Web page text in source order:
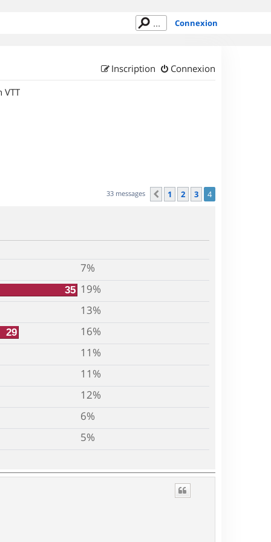
Connexion
Connexion
Inscription
VTT
33 messages Précédent
1 2 3 4
7%
35 19%
13%
29
16%
11%
11%
12%
6%
5%